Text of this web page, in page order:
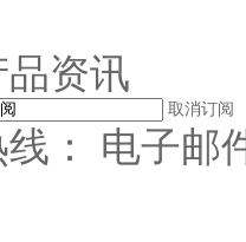
资讯
取消订阅
： 电子邮